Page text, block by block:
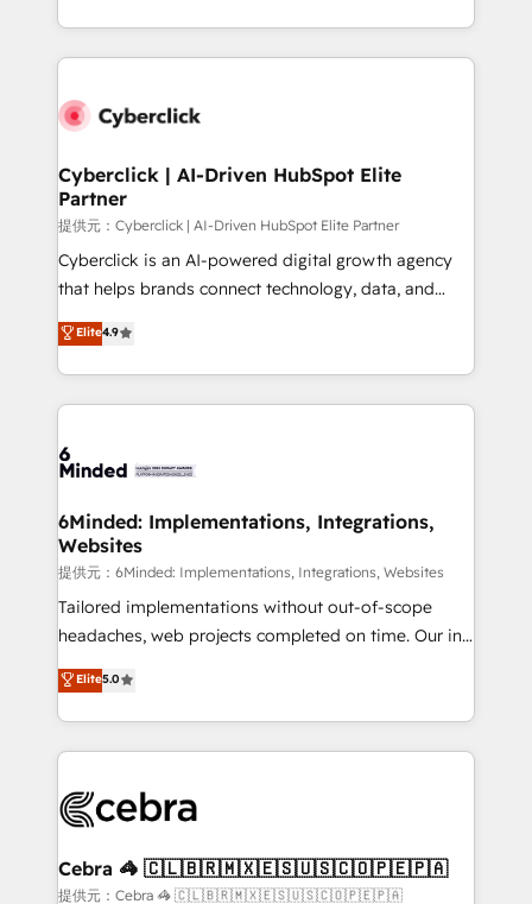
America. From casual user to super fan: make
Canada, we’ve delivered thousands of successful
HubSpot projects for mid-market and enterprise
combine HubSpot, data, and AI to design connected
and technology for predictable, scalable revenue
growth. Our expertise spans RevOps, CRM and data
architecture, AI enablement, and strategic marketing,
delivered through our proprietary FLAIR framework
for responsible AI adoption. As a HubSpot Elite
we blend strategy, creativity, and technology to help
organisations scale smarter and grow stronger.
Cyberclick | AI-Driven HubSpot Elite
Partner
提供元：Cyberclick | AI-Driven HubSpot Elite Partner
Cyberclick is an AI-powered digital growth agency
that helps brands connect technology, data, and
creativity to achieve measurable results. Founded in
Barcelona and operating across Spain, LATAM, and
the UK, we support global companies in building
smarter marketing, sales, and customer success
Iberia (Spain & Portugal), we combine human insight
growth. Our multidisciplinary team designs solutions
that simplify complexity, boost performance, and
turn innovation into real impact. 🌍 Highlights •
HubSpot Partner since 2012 • 2022 EMEA Impact
Award: Best Integration • 150+ successful HubSpot
technology for integrations • Multilingual team:
English, Spanish, Portuguese & Italian 👉 Grow
Elite4.9
6Minded: Implementations, Integrations,
Websites
提供元：6Minded: Implementations, Integrations, Websites
Tailored implementations without out-of-scope
headaches, web projects completed on time. Our in-
house team of certified CRM architects, experts,
developers, designers, and marketers handles all
aspects of your HubSpot. ✨ 400+ global clients ✨
100+ seamless migrations from 15+ different CRMs
implementations, and 5,000+ pages ✨ CS: Clients
CS: 245% organic growth & +751% new visitors for a
full-funnel HubSpot project ✨ CS: 415% conversion
Elite5.0
Cebra 🦓 🇨🇱🇧🇷🇲🇽🇪🇸🇺🇸🇨🇴🇵🇪🇵🇦
提供元：Cebra 🦓 🇨🇱🇧🇷🇲🇽🇪🇸🇺🇸🇨🇴🇵🇪🇵🇦